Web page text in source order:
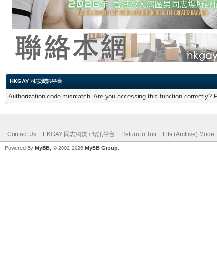
HKGAY 同志資訊平台
Authorization code mismatch. Are you accessing this function correctly?
Contact Us HKGAY 同志網媒 / 資訊平台 Return to Top Lite (Archive) Mode
Powered By MyBB , © 2002-2026 MyBB Group